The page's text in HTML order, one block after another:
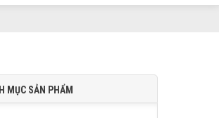
MỤC SẢN PHẨM